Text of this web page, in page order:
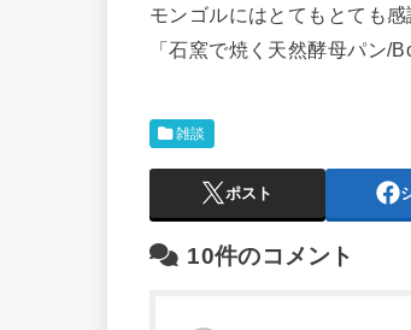
モンゴルにはとてもとても感
「石窯で焼く天然酵母パン/
雑談
ポスト
10件のコメント